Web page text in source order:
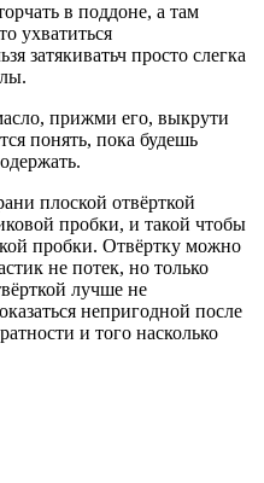
в поддоне, а там
ухватиться
затякиватьч просто слегка
прижми его, выкрути
понять, пока будешь
плоской отвёрткой
пробки, и такой чтобы
пробки. Отвёртку можно
не потек, но только
лучше не
непригодной после
и того насколько